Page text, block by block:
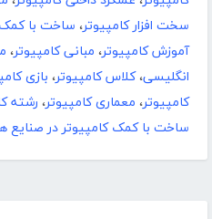
سخت افزار کامپیوتر، ساخت با کمک
آموزش کامپیوتر، مبانی کامپیوتر،
انگلیسی،کلاس کامپیوتر، بازی
کامپیوتر، معماری کامپیوتر، رشته
ساخت با کمک کامپیوتر در صنایع